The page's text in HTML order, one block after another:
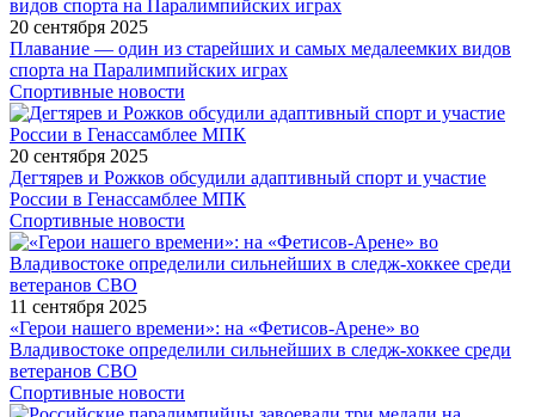
20 сентября 2025
Плавание — один из старейших и самых медалеемких видов
спорта на Паралимпийских играх
Спортивные новости
20 сентября 2025
Дегтярев и Рожков обсудили адаптивный спорт и участие
России в Генассамблее МПК
Спортивные новости
11 сентября 2025
«Герои нашего времени»: на «Фетисов-Арене» во
Владивостоке определили сильнейших в следж-хоккее среди
ветеранов СВО
Спортивные новости